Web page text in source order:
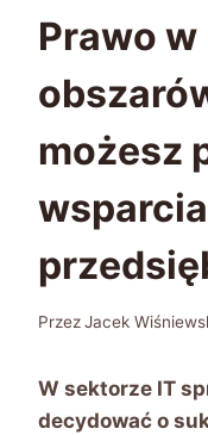
Prawo w
możesz
PrzezJacek
W sektorze IT
decydować o